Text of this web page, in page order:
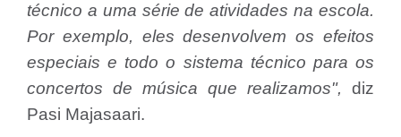
técnico a uma série de atividades na escola.
Por exemplo, eles desenvolvem os efeitos
especiais e todo o sistema técnico para os
concertos de música que realizamos", diz
Pasi Majasaari.